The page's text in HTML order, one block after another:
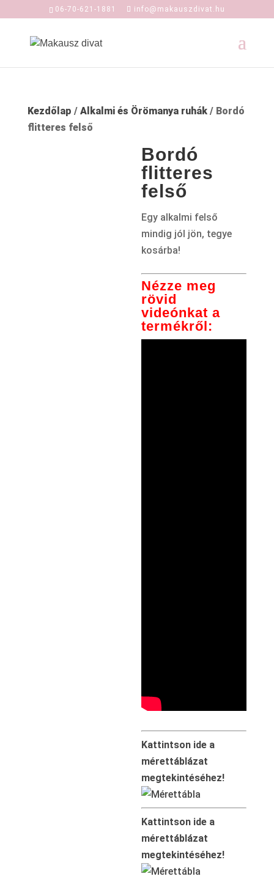
06-70-621-1881 info@makauszdivat.hu
Kezdőlap / Alkalmi és Örömanya ruhák/ Bordó
flitteres felső
Bordó
flitteres
felső
Egy alkalmi felső
mindig jól jön, tegye
kosárba!
Nézze meg
rövid
videónkat a
termékről:
Kattintson ide a
mérettáblázat
megtekintéséhez!
Kattintson ide a
mérettáblázat
megtekintéséhez!